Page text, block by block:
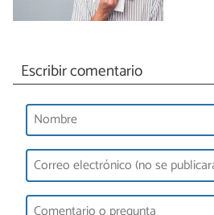
Escribir comentario